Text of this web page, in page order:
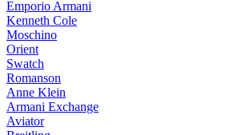
Emporio Armani
Kenneth Cole
Moschino
Orient
Swatch
Romanson
Anne Klein
Armani Exchange
Aviator